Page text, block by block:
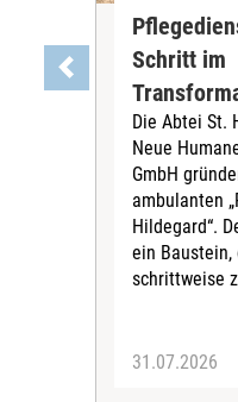
Schritt im
Die Abtei St.
Neue
GmbH
ambulanten
Hildegard“.
ein Baustein,
schrittweise
31.07.2026